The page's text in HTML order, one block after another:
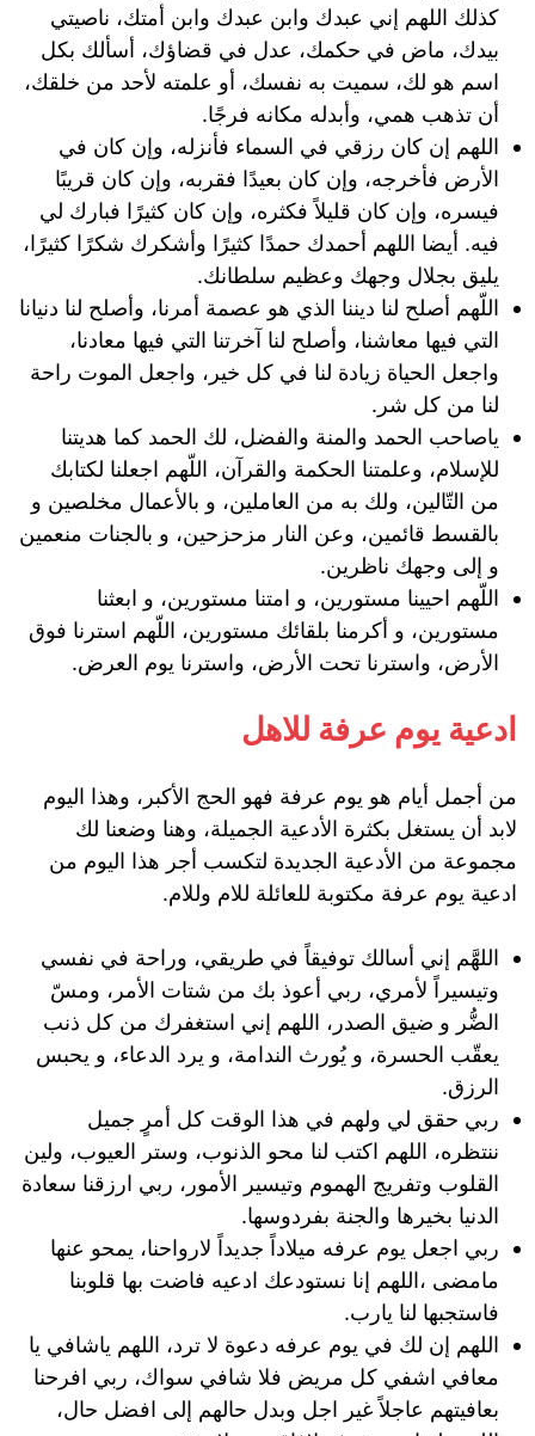
كذلك اللهم إني عبدك وابن عبدك وابن أمتك، ناصيتي
بيدك، ماض في حكمك، عدل في قضاؤك، أسألك بكل
اسم هو لك، سميت به نفسك، أو علمته لأحد من خلقك،
أن تذهب همي، وأبدله مكانه فرجًا.
اللهم إن كان رزقي في السماء فأنزله، وإن كان في
الأرض فأخرجه، وإن كان بعيدًا فقربه، وإن كان قريبًا
فيسره، وإن كان قليلاً فكثره، وإن كان كثيرًا فبارك لي
فيه. أيضا اللهم أحمدك حمدًا كثيرًا وأشكرك شكرًا كثيرًا،
يليق بجلال وجهك وعظيم سلطانك.
اللّهم أصلح لنا ديننا الذي هو عصمة أمرنا، وأصلح لنا دنيانا
التي فيها معاشنا، وأصلح لنا آخرتنا التي فيها معادنا،
واجعل الحياة زيادة لنا في كل خير، واجعل الموت راحة
لنا من كل شر.
ياصاحب الحمد والمنة والفضل، لك الحمد كما هديتنا
للإسلام، وعلمتنا الحكمة والقرآن، اللّهم اجعلنا لكتابك
من التّالين، ولك به من العاملين، و بالأعمال مخلصين و
بالقسط قائمين، وعن النار مزحزحين، و بالجنات منعمين
و إلى وجهك ناظرين.
اللّهم احيينا مستورين، و امتنا مستورين، و ابعثنا
مستورين، و أكرمنا بلقائك مستورين، اللّهم استرنا فوق
الأرض، واسترنا تحت الأرض، واسترنا يوم العرض.
ادعية يوم عرفة للاهل
من أجمل أيام هو يوم عرفة فهو الحج الأكبر، وهذا اليوم
لابد أن يستغل بكثرة الأدعية الجميلة، وهنا وضعنا لك
مجموعة من الأدعية الجديدة لتكسب أجر هذا اليوم من
ادعية يوم عرفة مكتوبة للعائلة للام وللام.
اللهَّم إني أسالك توفيقاً في طريقي، وراحة في نفسي
وتيسيراً لأمري، ربي أعوذ بك من شتات الأمر، ومسّ
الضُّر و ضيق الصدر، اللهم إني استغفرك من كل ذنب
يعقّب الحسرة، و يُورث الندامة، و يرد الدعاء، و يحبس
الرزق.
ربي حقق لي ولهم في هذا الوقت كل أمرٍ جميل
ننتظره، اللهم اكتب لنا محو الذنوب، وستر العيوب، ولين
القلوب وتفريج الهموم وتيسير الأمور، ربي ارزقنا سعادة
الدنيا بخيرها والجنة بفردوسها.
ربي اجعل يوم عرفه ميلاداً جديداً لارواحنا، يمحو عنها
مامضى ،اللهم إنا نستودعك ادعيه فاضت بها قلوبنا
فاستجبها لنا يارب.
اللهم إن لك في يوم عرفه دعوة لا ترد، اللهم ياشافي يا
معافي اشفي كل مريض فلا شافي سواك، ربي افرحنا
بعافيتهم عاجلاً غير اجل وبدل حالهم إلى افضل حال،